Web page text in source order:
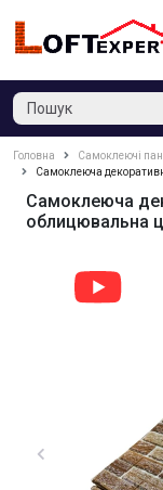
Головна
Самоклеючі
Самоклеюча
Самоклеюча
облицювальна